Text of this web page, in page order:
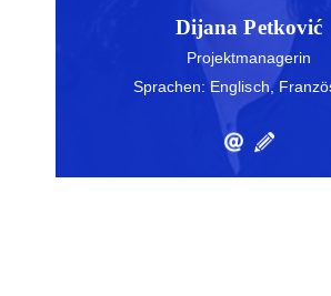
Dijana Petković
Projektmanagerin
Sprachen: Englisch,